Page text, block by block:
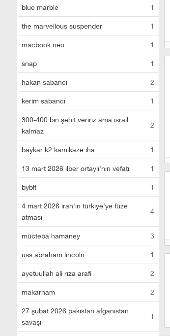
blue marble 1
the marvellous suspender 1
macbook neo 1
snap 1
hakan sabancı 2
kerim sabancı 1
300-400 bin şehit veririz ama israil
kalmaz
2
baykar k2 kamikaze iha 1
13 mart 2026 ilber ortaylı'nın vefatı 1
bybit 1
4 mart 2026 iran'ın türkiye'ye füze
atması
4
mücteba hamaney 3
uss abraham lincoln 1
ayetuullah ali rıza arafi 2
makarnam 2
27 şubat 2026 pakistan afganistan
savaşı
1